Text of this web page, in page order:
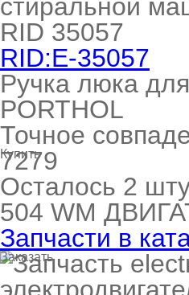
RID:E-35057
Ручка люка
PORTHOL
Точное
Купить
7279
Осталось 2
504 WM
Запчасти в
Заказать